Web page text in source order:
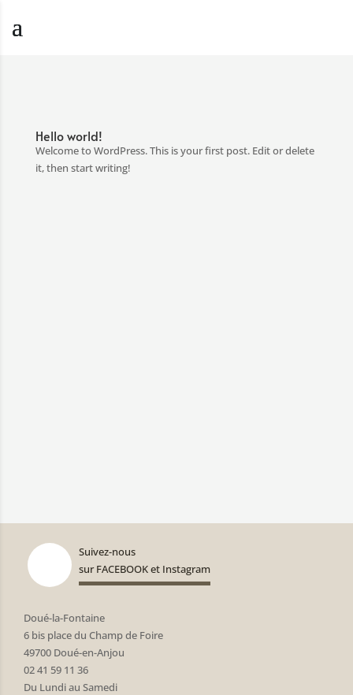
Hello world!
Welcome to WordPress. This is your first post. Edit or delete
it, then start writing!
Suivez-nous
sur FACEBOOK et Instagram
Doué-la-Fontaine
6 bis place du Champ de Foire
49700 Doué-en-Anjou
02 41 59 11 36
Du Lundi au Samedi